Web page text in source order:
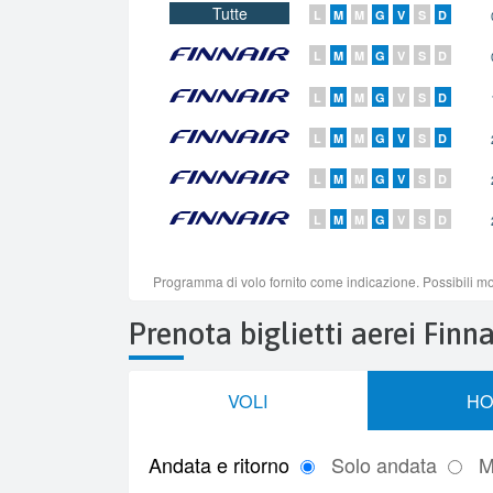
Prenota biglietti aerei